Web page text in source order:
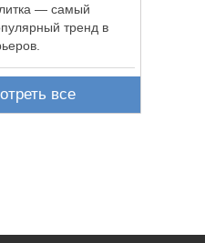
— самый
тренд в
все